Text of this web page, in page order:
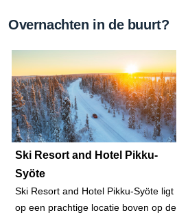
Overnachten in de buurt?
Ski Resort and Hotel Pikku-
Syöte
Ski Resort and Hotel Pikku-Syöte ligt
op een prachtige locatie boven op de